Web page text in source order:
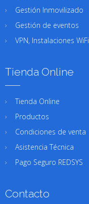
Gestión Inmovilizado
Gestión de eventos
VPN, Instalaciones WiFi
Tienda Online
Tienda Online
Productos
Condiciones de venta
Asistencia Técnica
Pago Seguro REDSYS
Contacto